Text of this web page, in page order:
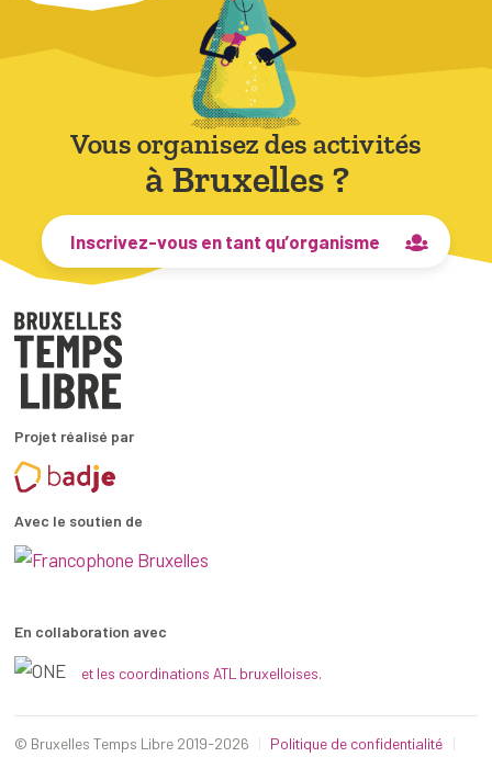
Vous organisez des activités
à Bruxelles ?
Inscrivez-vous en tant qu’organisme
Projet réalisé par
Avec le soutien de
En collaboration avec
et les coordinations ATL bruxelloises.
© Bruxelles Temps Libre 2019-2026 Politique de confidentialité